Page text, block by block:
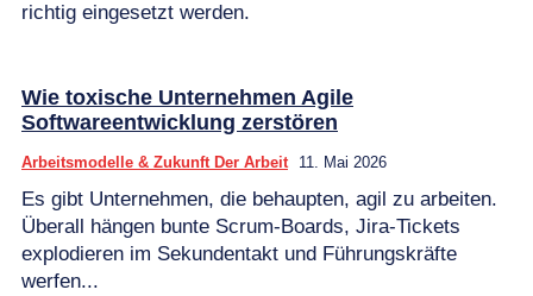
richtig eingesetzt werden.
Wie toxische Unternehmen Agile
Softwareentwicklung zerstören
Arbeitsmodelle & Zukunft Der Arbeit 11. Mai 2026
Es gibt Unternehmen, die behaupten, agil zu arbeiten.
Überall hängen bunte Scrum-Boards, Jira-Tickets
explodieren im Sekundentakt und Führungskräfte
werfen...